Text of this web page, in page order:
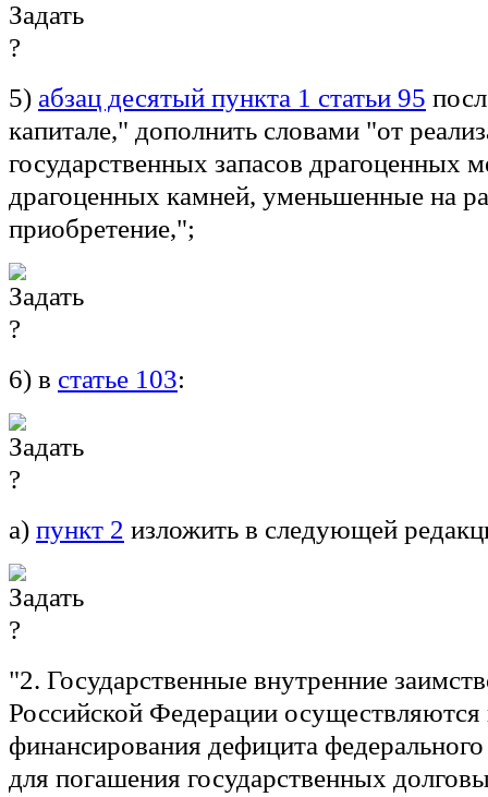
5) абзац десятый пункта 1 статьи 95
капитале," дополнить словами "от
государственных запасов драгоценных
драгоценных камней, уменьшенные на
приобретение,";
6) в статье 103:
а) пункт 2 изложить в следующей
"2. Государственные внутренние
Российской Федерации осуществляются
финансирования дефицита
для погашения государственных